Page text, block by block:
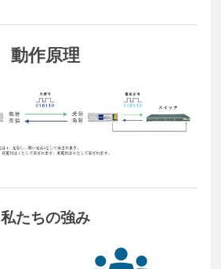
動作原理
私たちの強み